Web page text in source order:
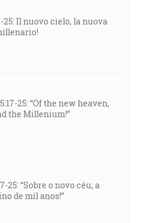
25: Il nuovo cielo, la nuova
25: “Of the new heaven,
the Millenium!”
25: “Sobre o novo céu, a
de mil anos!”